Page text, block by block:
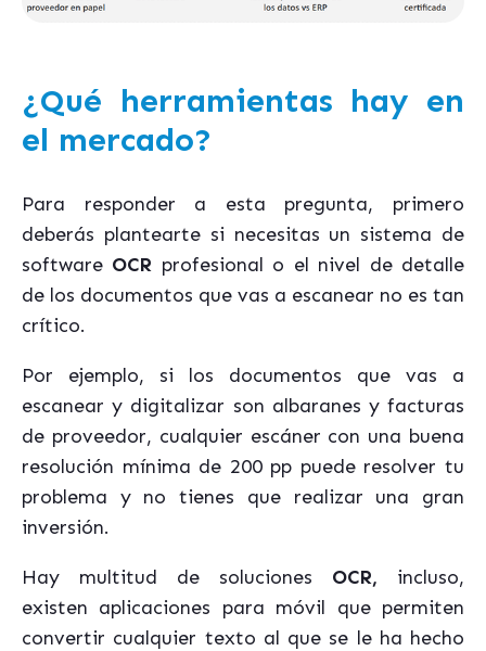
¿Qué herramientas hay en
el mercado?
Para responder a esta pregunta, primero
deberás plantearte si necesitas un sistema de
software OCR profesional o el nivel de detalle
de los documentos que vas a escanear no es tan
crítico.
Por ejemplo, si los documentos que vas a
escanear y digitalizar son albaranes y facturas
de proveedor, cualquier escáner con una buena
resolución mínima de 200 pp puede resolver tu
problema y no tienes que realizar una gran
inversión.
Hay multitud de soluciones OCR, incluso,
existen aplicaciones para móvil que permiten
convertir cualquier texto al que se le ha hecho